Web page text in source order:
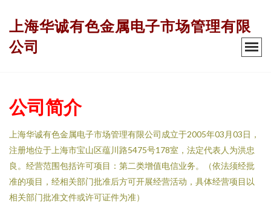
上海华诚有色金属电子市场管理有限
公司
公司简介
上海华诚有色金属电子市场管理有限公司成立于2005年03月03日，
注册地位于上海市宝山区蕴川路5475号178室，法定代表人为洪忠
良。经营范围包括许可项目：第二类增值电信业务。（依法须经批
准的项目，经相关部门批准后方可开展经营活动，具体经营项目以
相关部门批准文件或许可证件为准）